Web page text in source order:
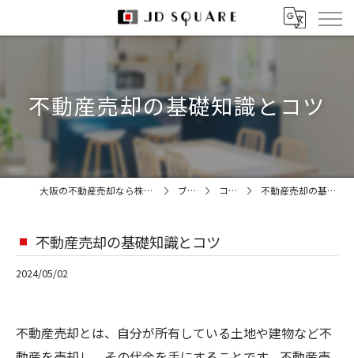
不動産売却の基礎知識とコツ
大阪の不動産売却なら株式会社JDスクエア ブログ コラム 不動産売却の基礎知識とコツ
不動産売却の基礎知識とコツ
2024/05/02
不動産売却とは、自分が所有している土地や建物など不